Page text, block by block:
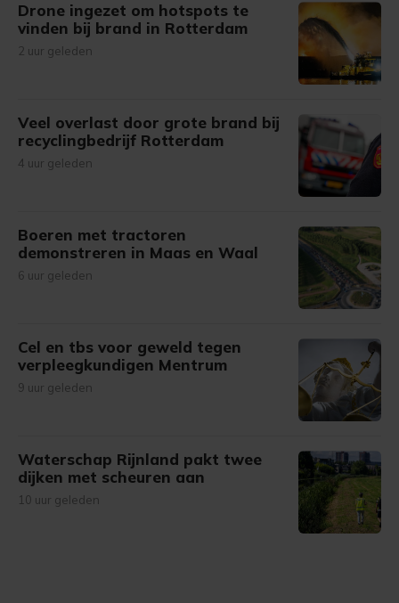
Drone ingezet om hotspots te
vinden bij brand in Rotterdam
2 uur geleden
Veel overlast door grote brand bij
recyclingbedrijf Rotterdam
4 uur geleden
Boeren met tractoren
demonstreren in Maas en Waal
6 uur geleden
Cel en tbs voor geweld tegen
verpleegkundigen Mentrum
9 uur geleden
Waterschap Rijnland pakt twee
dijken met scheuren aan
10 uur geleden